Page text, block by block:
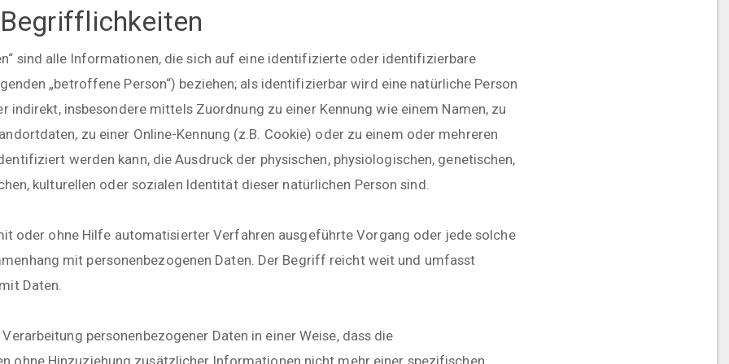
sind alle Informationen, die sich auf eine identifizierte oder identifizierbare
„betroffene Person“) beziehen; als identifizierbar wird eine natürliche Person
indirekt, insbesondere mittels Zuordnung zu einer Kennung wie einem Namen, zu
zu einer Online-Kennung (z.B. Cookie) oder zu einem oder mehreren
werden kann, die Ausdruck der physischen, physiologischen, genetischen,
kulturellen oder sozialen Identität dieser natürlichen Person sind.
oder ohne Hilfe automatisierter Verfahren ausgeführte Vorgang oder jede solche
mit personenbezogenen Daten. Der Begriff reicht weit und umfasst
Daten.
personenbezogener Daten in einer Weise, dass die
ohne Hinzuziehung zusätzlicher Informationen nicht mehr einer spezifischen